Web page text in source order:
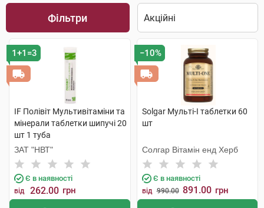
Фільтри
1+1=3
IF Полівіт Мультивітаміни та
мінерали таблетки шипучі 20
шт 1 туба
ЗАТ "НВТ"
Є в наявності
від 262.00 грн
−10%
Solgar Мульті-I таблетки 60
шт
Солгар Вітамін енд Херб
Є в наявності
від 990.00 891.00 грн